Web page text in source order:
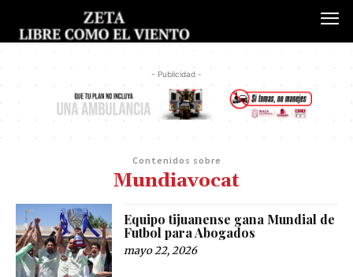
- Publicidad -
Contenidos sobre
Mundiavocat
Equipo tijuanense gana Mundial de
Futbol para Abogados
mayo 22, 2026